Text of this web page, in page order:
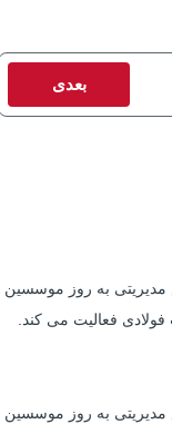
بعدی
به روز موسسین
فعالیت می کند.
به روز موسسین